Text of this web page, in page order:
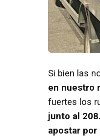
Si bien las
en nuestro
fuertes los
junto al 208.
apostar por